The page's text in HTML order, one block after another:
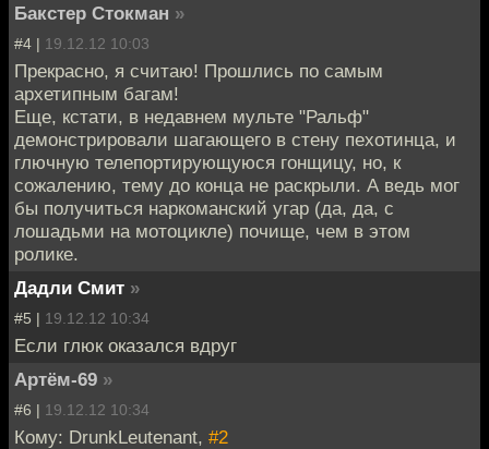
Бакстер Стокман »
#4 | 19.12.12 10:03
Прекрасно, я считаю! Прошлись по самым
архетипным багам!
Еще, кстати, в недавнем мульте "Ральф"
демонстрировали шагающего в стену пехотинца, и
глючную телепортирующуюся гонщицу, но, к
сожалению, тему до конца не раскрыли. А ведь мог
бы получиться наркоманский угар (да, да, с
лошадьми на мотоцикле) почище, чем в этом
ролике.
Дадли Смит »
#5 | 19.12.12 10:34
Если глюк оказался вдруг
Артём-69 »
#6 | 19.12.12 10:34
Кому: DrunkLeutenant, #2